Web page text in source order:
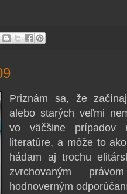
Priznám sa, že
alebo starých veľmi
vo väčšine prípadov
literatúre, a môže to
hádam aj trochu
zvrchovaným
hodnoverným